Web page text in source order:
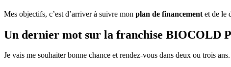
Mes objectifs, c’est d’arriver à suivre mon plan de financement et de le
Un dernier mot sur la franchise BIOCOLD
Je vais me souhaiter bonne chance et rendez-vous dans deux ou trois ans.